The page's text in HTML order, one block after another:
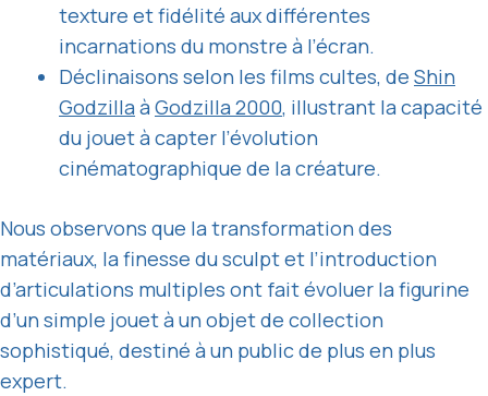
texture et fidélité aux différentes
incarnations du monstre à l’écran.
Déclinaisons selon les films cultes, de Shin
GodzillaàGodzilla 2000, illustrant la capacité
du jouet à capter l’évolution
cinématographique de la créature.
Nous observons que la transformation des
matériaux, la finesse du sculpt et l’introduction
d’articulations multiples ont fait évoluer la figurine
d’un simple jouet à un objet de collection
sophistiqué, destiné à un public de plus en plus
expert.